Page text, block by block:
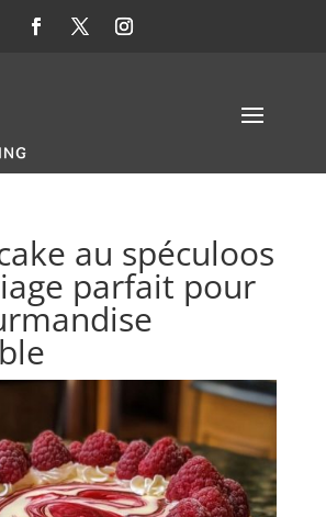
au spéculoos
parfait pour